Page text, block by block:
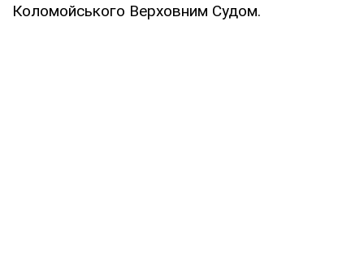
Коломойського Верховним Судом.